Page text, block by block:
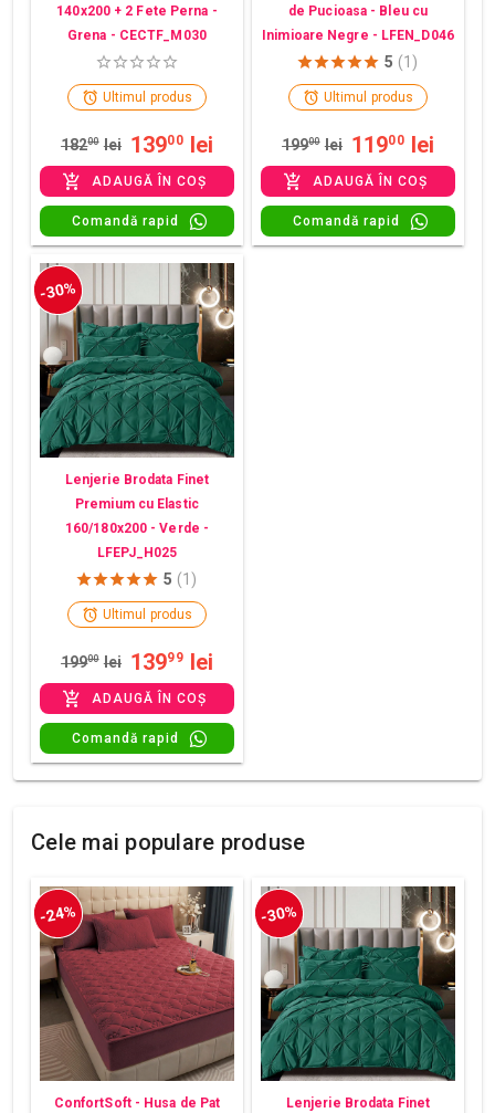
140x200 + 2 Fete Perna -
Grena - CECTF_M030
Ultimul produs
18200 lei 13900 lei
ADAUGĂ ÎN COȘ
Comandă rapid
de Pucioasa - Bleu cu
Inimioare Negre - LFEN_D046
5 (1)
Ultimul produs
19900 lei 11900 lei
ADAUGĂ ÎN COȘ
Comandă rapid
-30%
Lenjerie Brodata Finet
Premium cu Elastic
160/180x200 - Verde -
LFEPJ_H025
5 (1)
Ultimul produs
19900 lei 13999 lei
ADAUGĂ ÎN COȘ
Comandă rapid
Cele mai populare produse
-24%
ConfortSoft - Husa de Pat
-30%
Lenjerie Brodata Finet